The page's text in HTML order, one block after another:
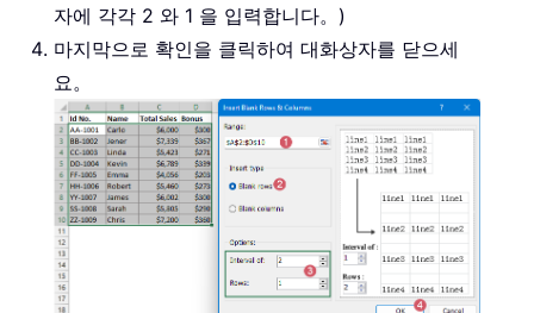
자에 각각 2 와 1 을 입력합니다。)
마지막으로 확인을 클릭하여 대화상자를 닫으세
요。